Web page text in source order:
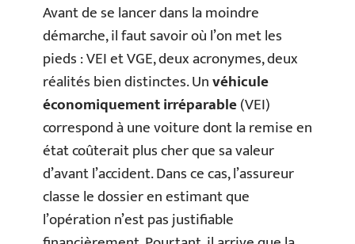
Avant de se lancer dans la moindre
démarche, il faut savoir où l’on met les
pieds : VEI et VGE, deux acronymes, deux
réalités bien distinctes. Unvéhicule
économiquement irréparable(VEI)
correspond à une voiture dont la remise en
état coûterait plus cher que sa valeur
d’avant l’accident. Dans ce cas, l’assureur
classe le dossier en estimant que
l’opération n’est pas justifiable